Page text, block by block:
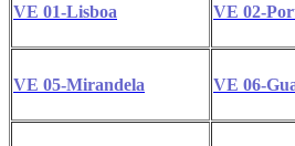
VE 01-Lisboa VE 02-
VE 05-Mirandela VE 06-